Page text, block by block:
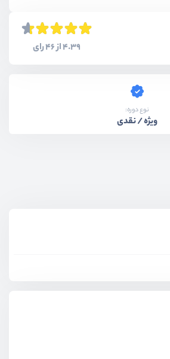
4.39 از 46 رای
نوع دوره:
ویژه / نقدی